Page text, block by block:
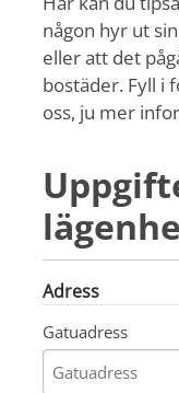
någon hyr ut
eller att det
bostäder. Fyll i
oss, ju mer
Adress
Gatuadress